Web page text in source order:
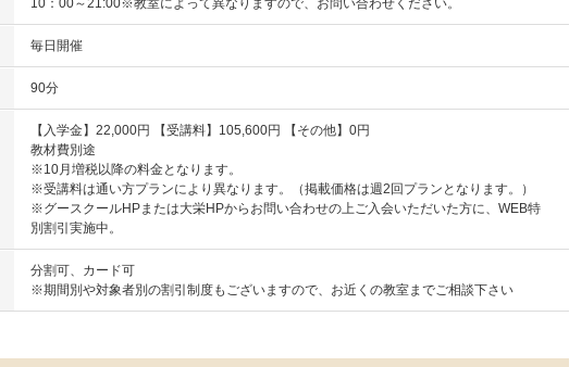
10：00～21:00※教室によって異なりますので、お問い合わせください。
毎日開催
90分
【入学金】22,000円 【受講料】105,600円 【その他】0円
教材費別途
※10月増税以降の料金となります。
※受講料は通い方プランにより異なります。（掲載価格は週2回プランとなります。）
※グースクールHPまたは大栄HPからお問い合わせの上ご入会いただいた方に、WEB特
別割引実施中。
分割可、カード可
※期間別や対象者別の割引制度もございますので、お近くの教室までご相談下さい